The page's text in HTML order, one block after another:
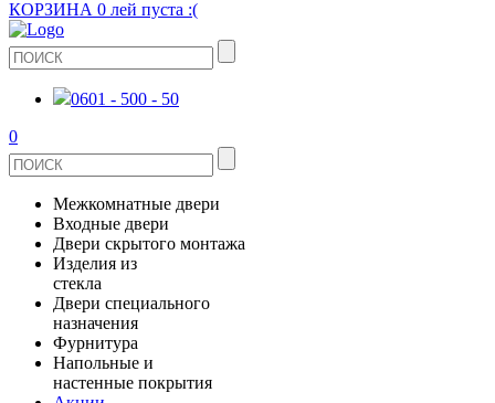
КОРЗИНА 0 лей пуста :(
0601 - 500 - 50
0
Межкомнатные двери
ШПОНИРОВАНЫЕ
ЭКОШПОН
ИЗ МАССИВА СОСНЫ
Входные двери
МЕТАЛЛИЧЕСКИЕ ДВЕРИ
В КВАРТИРУ
ДЛЯ ДОМА
Двери скрытого монтажа
СТЕКЛЯННЫЕ
ЗЕРКАЛЬНЫЕ
Изделия из
стекла
ДВЕРИ
ДУШЕВЫЕ КАБИНЫ И ПЕРЕГОРОДКИ
Двери специального
назначения
ПРОТИВОПОЖАРНЫЕ
Фурнитура
ДВЕРНЫЕ РУЧКИ
Напольные и
настенные покрытия